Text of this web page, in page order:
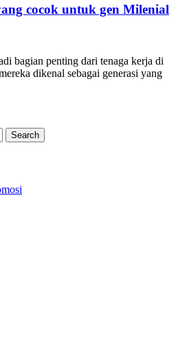
cocok untuk gen Milenial
bagian penting dari tenaga kerja di
dikenal sebagai generasi yang
Search